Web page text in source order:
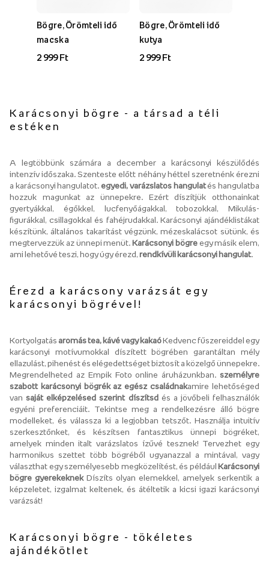
Bögre, Örömteli idő
macska
2 999 Ft
Bögre, Örömteli idő
kutya
2 999 Ft
Karácsonyi bögre - a társad a téli
estéken
A legtöbbünk számára a december a karácsonyi készülődés
intenzív időszaka. Szenteste előtt néhány héttel szeretnénk érezni
a karácsonyi hangulatot. egyedi, varázslatos hangulatés hangulatba
hozzuk magunkat az ünnepekre. Ezért díszítjük otthonainkat
gyertyákkal, égőkkel, lucfenyőágakkal, tobozokkal, Mikulás-
figurákkal, csillagokkal és fahéjrudakkal. Karácsonyi ajándéklistákat
készítünk, általános takarítást végzünk, mézeskalácsot sütünk, és
megtervezzük az ünnepi menüt. Karácsonyi bögreegy másik elem,
ami lehetővé teszi, hogy úgy érezd, rendkívüli karácsonyi hangulat.
Érezd a karácsony varázsát egy
karácsonyi bögrével!
Kortyolgatás aromás tea, kávé vagy kakaóKedvenc fűszereiddel egy
karácsonyi motívumokkal díszített bögrében garantáltan mély
ellazulást, pihenést és elégedettséget biztosít a közelgő ünnepekre.
Megrendelheted az Empik Foto online áruházunkban. személyre
szabott karácsonyi bögrék az egész családnakamire lehetőséged
vansaját elképzelésed szerint díszítsd és a jövőbeli felhasználók
egyéni preferenciáit. Tekintse meg a rendelkezésre álló bögre
modelleket, és válassza ki a legjobban tetszőt. Használja intuitív
szerkesztőnket, és készítsen fantasztikus ünnepi bögréket,
amelyek minden italt varázslatos ízűvé tesznek! Tervezhet egy
harmonikus szettet több bögréből ugyanazzal a mintával, vagy
választhat egy személyesebb megközelítést, és például Karácsonyi
bögre gyerekeknekDíszíts olyan elemekkel, amelyek serkentik a
képzeletet, izgalmat keltenek, és átéltetik a kicsi igazi karácsonyi
varázsát!
Karácsonyi bögre - tökéletes
ajándékötlet